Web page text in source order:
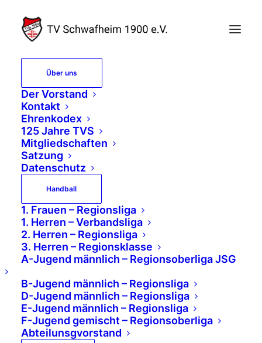
Über uns
Der Vorstand
Kontakt
Ehrenkodex
125 Jahre TVS
Mitgliedschaften
Satzung
Datenschutz
Handball
1. Frauen – Regionsliga
1. Herren – Verbandsliga
2. Herren – Regionsliga
3. Herren – Regionsklasse
A-Jugend männlich – Regionsoberliga JSG
B-Jugend männlich – Regionsliga
D-Jugend männlich – Regionsliga
E-Jugend männlich – Regionsliga
F-Jugend gemischt – Regionsoberliga
Abteilunsgvorstand
nuliga
h4>Spielplan</h4>
<?
echo file_get_contents
('http://kfvmol.de/nuliga/m
annschaft_ansetzungen_minim
al?mannschaft=1424356&staff
el=180637&bereich=spbd');
?>
<h4>Tabelle</h4>
<?